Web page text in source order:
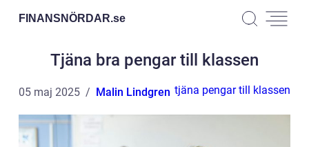
FINANSNÖRDAR.se
Tjäna bra pengar till klassen
05 maj 2025 Malin Lindgren tjäna pengar till klassen